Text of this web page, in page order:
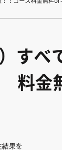
すべ
料金
果を